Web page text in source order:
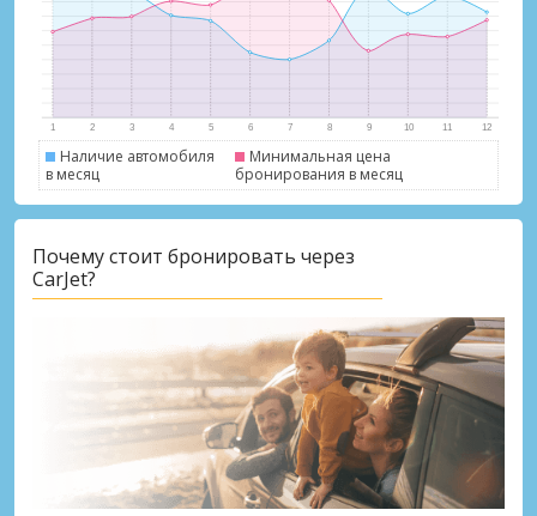
Наличие автомобиля
в месяц
Минимальная цена
бронирования в месяц
Почему стоит бронировать через
CarJet?
Лучшие сбережения
Получите доступ к эксклюзивным
предложениям партнёров
Войти с помощью eLink